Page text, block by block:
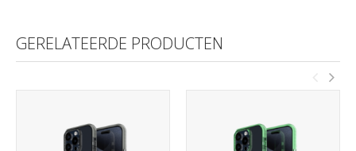
GERELATEERDE PRODUCTEN